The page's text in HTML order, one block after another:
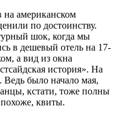
на американском
по достоинству.
шок, когда мы
в дешевый отель на 17-
а вид из окна
история». На
Ведь было начало мая,
кстати, тоже полны
квиты.